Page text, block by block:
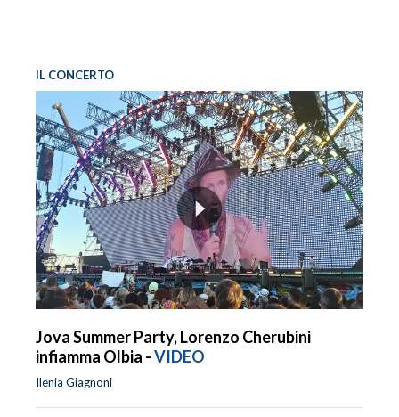
IL CONCERTO
Jova Summer Party, Lorenzo Cherubini
infiamma Olbia -VIDEO
Ilenia Giagnoni